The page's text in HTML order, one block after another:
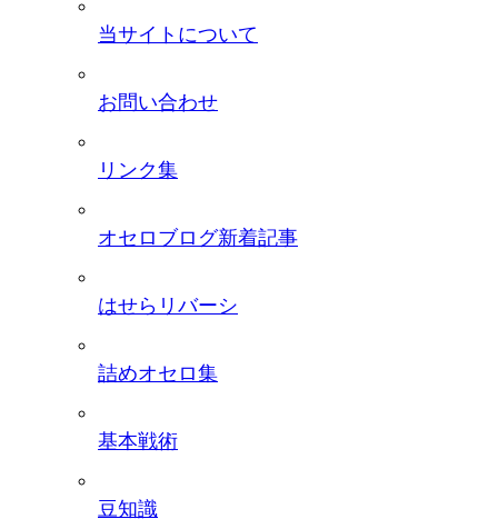
当サイトについて
お問い合わせ
リンク集
オセロブログ新着記事
はせらリバーシ
詰めオセロ集
基本戦術
豆知識